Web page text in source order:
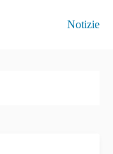
Notizie